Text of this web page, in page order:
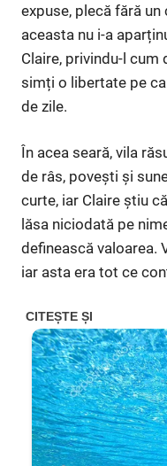
expuse, plecă fără un
aceasta nu i-a
Claire, privindu-l
simți o libertate pe
de zile.
În acea seară, vila
de râs, povești și
curte, iar Claire știu
lăsa niciodată pe
definească valoarea.
iar asta era tot ce